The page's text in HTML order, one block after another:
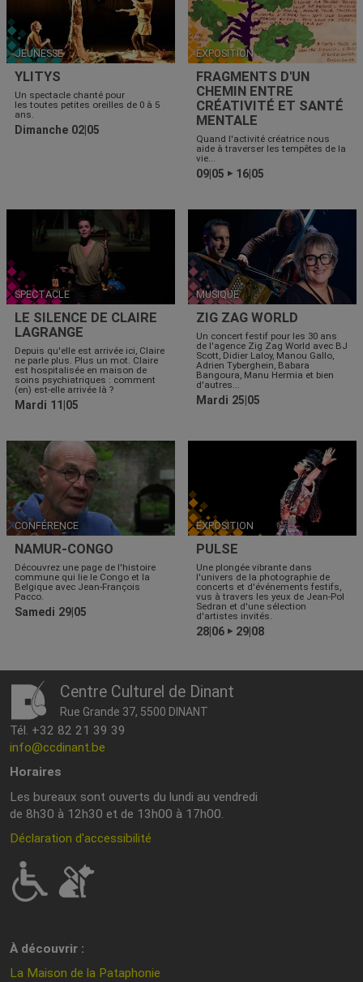
JEUNESSE
YLITYS
Un spectacle chanté pour
les toutes petites oreilles de 0 à 5
ans.
Dimanche 02|05
EXPOSITION
FRAGMENTS D'UN
CHEMIN ENTRE
CRÉATIVITÉ ET SANTÉ
MENTALE
Quand l'activité créatrice nous
aide à traverser les tempêtes de la
vie...
09|05 ▶ 16|05
SPECTACLE
LE SILENCE DE CLAIRE
LAGRANGE
Depuis qu'elle est arrivée ici, Claire
ne parle plus. Plus un mot. Claire
est hospitalisée en maison de
soins psychiatriques : comment
(en) est-elle arrivée là ?
Mardi 11|05
MUSIQUE
ZIG ZAG WORLD
Un concert festif pour les 30 ans
de l'agence Zig Zag World avec BJ
Scott, Didier Laloy, Manou Gallo,
Adrien Tyberghein, Babara
Bangoura, Manu Hermia et bien
d'autres...
Mardi 25|05
CONFÉRENCE
NAMUR-CONGO
Découvrez une page de l'histoire
commune qui lie le Congo et la
Belgique avec Jean-François
Pacco.
Samedi 29|05
EXPOSITION
PULSE
Une plongée vibrante dans
l'univers de la photographie de
concerts et d'événements festifs,
vus à travers les yeux de Jean-Pol
Sedran et d'une sélection
d'artistes invités.
28|06 ▶ 29|08
Centre Culturel de Dinant
Rue Grande 37, 5500 DINANT
Tél. +32 82 21 39 39
info@ccdinant.be
Horaires
Les bureaux sont ouverts du lundi au vendredi
de 8h30 à 12h30 et de 13h00 à 17h00.
Déclaration d'accessibilité
À découvrir :
La Maison de la Pataphonie